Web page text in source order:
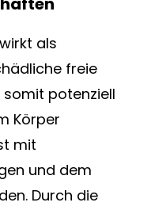
als
freie
potenziell
Körper
mit
und dem
Durch die